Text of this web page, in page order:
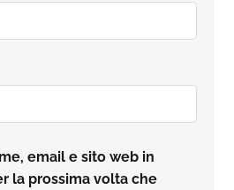
email e sito web in
la prossima volta che